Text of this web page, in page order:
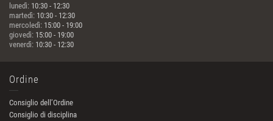
lunedì: 10:30 - 12:30
martedì: 10:30 - 12:30
mercoledì: 15:00 - 19:00
giovedì: 15:00 - 19:00
venerdì: 10:30 - 12:30
Ordine
Consiglio dell’Ordine
Consiglio di disciplina